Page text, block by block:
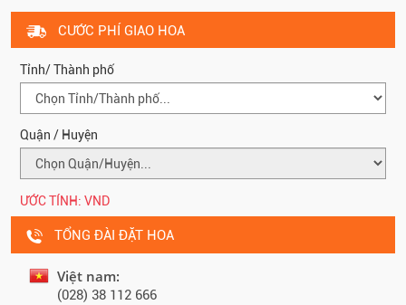
CƯỚC PHÍ GIAO HOA
Tỉnh/ Thành phố
Quận / Huyện
ƯỚC TÍNH: VND
TỔNG ĐÀI ĐẶT HOA
Việt nam:
(028) 38 112 666